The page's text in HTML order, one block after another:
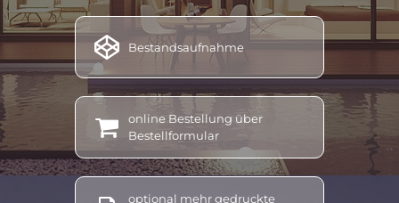
vöcklabruck, energieausweis verlängern, energieausweis werte, energieausweis wohnung kosten,
energieausweis wohnungskauf, energieausweis wo beantragen, energieausweis Altmünster, energieausweis
Bad Ischl, energieausweis Ebensee, energieausweis Grünau, energieausweis Gschwandt, energieausweis
Kirchham, energieausweis Laakirchen, energ ieausweis Ohlsdorf, energieausweis Pinsdorf, energieausweis
Roitham, energieausweis Sankt Konrad, energieausweis Traunkirchen, energieausweis Scharnstein,
energieausweis Lenzing,
energieausweis Redlham, energieausweis Regau, energieausweis Rüstorf, energieausweis St. Georgen,
energieausweis Schörfling, energieausweis Schwanenstadt, energieausweis Seewalchen, energieausweis
TimelkamEnergieberatung, energieberatung oö, energieberatung erlangen, energieberatung für förderung,
energieberatung fenstertausch, energieberatung heizungstausch, energieberatung heizungstausch oö,
 Bestandsaufnahme

online Bestellung über
Bestellformular
optional mehr gedruckte